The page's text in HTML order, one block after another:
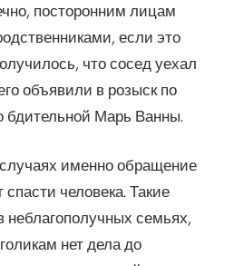
посторонним лицам
если это
что сосед уехал
объявили в розыск по
бдительной Марь Ванны.
именно обращение
человека. Такие
неблагополучных семьях,
нет дела до